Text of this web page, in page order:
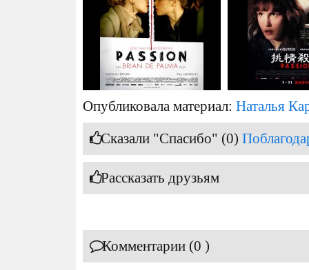
Опубликовала материал: Наталья
Сказали "Спасибо" (0)
Рассказать друзьям
Комментарии (0 )